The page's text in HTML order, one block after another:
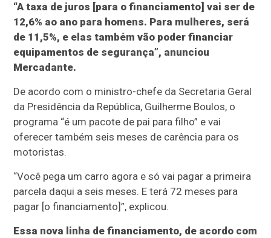
“A taxa de juros [para o financiamento] vai ser de
12,6% ao ano para homens. Para mulheres, será
de 11,5%, e elas também vão poder financiar
equipamentos de segurança”, anunciou
Mercadante.
De acordo com o ministro-chefe da Secretaria Geral
da Presidência da República, Guilherme Boulos, o
programa “é um pacote de pai para filho” e vai
oferecer também seis meses de carência para os
motoristas.
“Você pega um carro agora e só vai pagar a primeira
parcela daqui a seis meses. E terá 72 meses para
pagar [o financiamento]”, explicou.
Essa nova linha de financiamento, de acordo com